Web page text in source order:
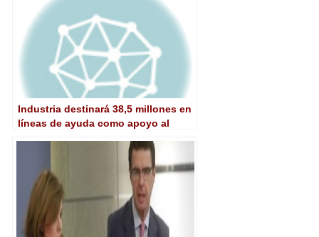
Industria destinará 38,5 millones en
líneas de ayuda como apoyo al